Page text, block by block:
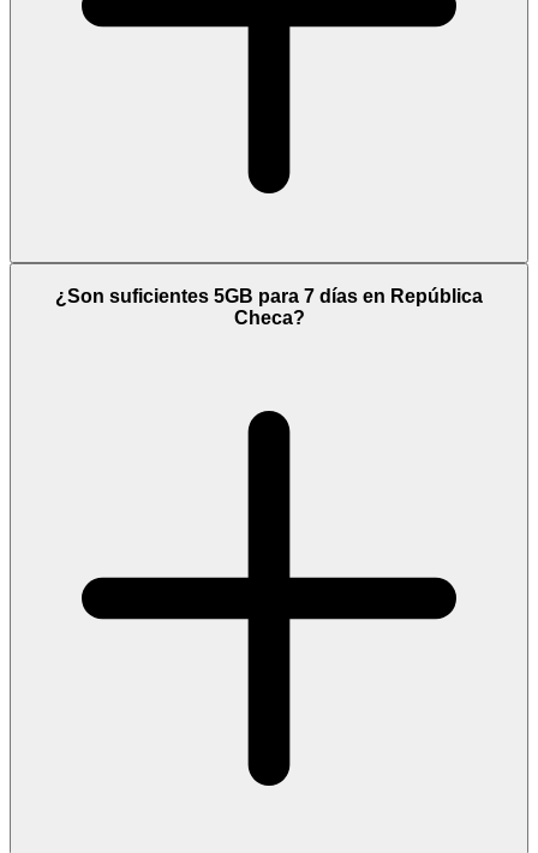
¿Son suficientes 5GB para 7 días en República
Checa?